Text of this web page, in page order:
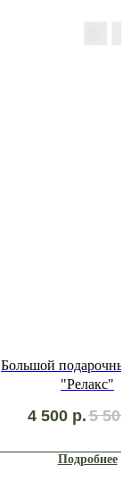
Большой подарочный
"Релакс"
4 500 р.5 500
Подробнее